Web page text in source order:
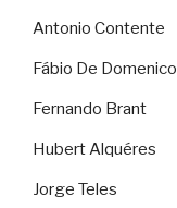
Antonio Contente
Fábio De Domenico
Fernando Brant
Hubert Alquéres
Jorge Teles